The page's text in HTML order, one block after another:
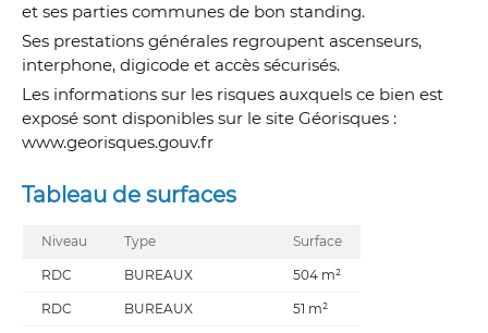
et ses parties communes de bon standing.
Ses prestations générales regroupent ascenseurs,
interphone, digicode et accès sécurisés.
Les informations sur les risques auxquels ce bien est
exposé sont disponibles sur le site Géorisques :
www.georisques.gouv.fr
Tableau de surfaces
Niveau Type Surface
RDC BUREAUX 504 m²
RDC BUREAUX 51 m²